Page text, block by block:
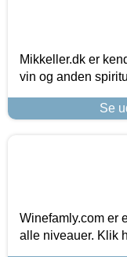
Mikkeller.dk er
vin og anden
Se
Winefamly.com er
alle niveauer. Klik